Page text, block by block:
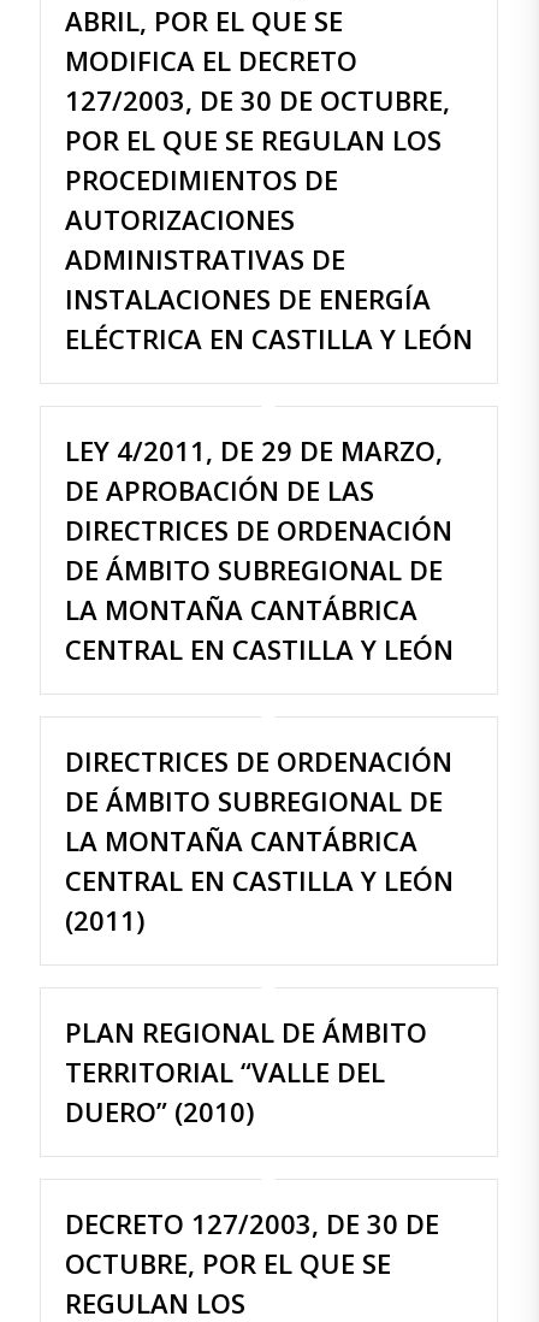
ABRIL, POR EL QUE SE
MODIFICA EL DECRETO
127/2003, DE 30 DE OCTUBRE,
POR EL QUE SE REGULAN LOS
PROCEDIMIENTOS DE
AUTORIZACIONES
ADMINISTRATIVAS DE
INSTALACIONES DE ENERGÍA
ELÉCTRICA EN CASTILLA Y LEÓN
LEY 4/2011, DE 29 DE MARZO,
DE APROBACIÓN DE LAS
DIRECTRICES DE ORDENACIÓN
DE ÁMBITO SUBREGIONAL DE
LA MONTAÑA CANTÁBRICA
CENTRAL EN CASTILLA Y LEÓN
DIRECTRICES DE ORDENACIÓN
DE ÁMBITO SUBREGIONAL DE
LA MONTAÑA CANTÁBRICA
CENTRAL EN CASTILLA Y LEÓN
(2011)
PLAN REGIONAL DE ÁMBITO
TERRITORIAL “VALLE DEL
DUERO” (2010)
DECRETO 127/2003, DE 30 DE
OCTUBRE, POR EL QUE SE
REGULAN LOS